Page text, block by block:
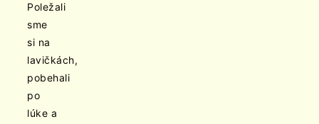
Poležali
sme
si na
lavičkách,
pobehali
po
lúke a